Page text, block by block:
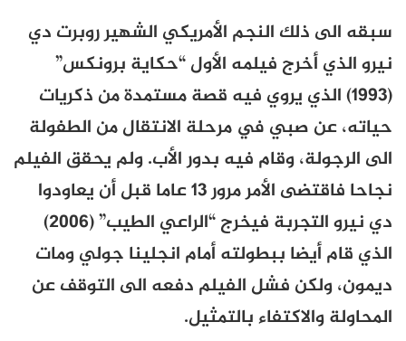
سبقه الى ذلك النجم الأمريكي الشهير روبرت دي
نيرو الذي أخرج فيلمه الأول “حكاية برونكس”
(1993) الذي يروي فيه قصة مستمدة من ذكريات
حياته، عن صبي في مرحلة الانتقال من الطفولة
الى الرجولة، وقام فيه بدور الأب. ولم يحقق الفيلم
نجاحا فاقتضى الأمر مرور 13 عاما قبل أن يعاودوا
دي نيرو التجربة فيخرج “الراعي الطيب” (2006)
الذي قام أيضا ببطولته أمام انجلينا جولي ومات
ديمون، ولكن فشل الفيلم دفعه الى التوقف عن
المحاولة والاكتفاء بالتمثيل.